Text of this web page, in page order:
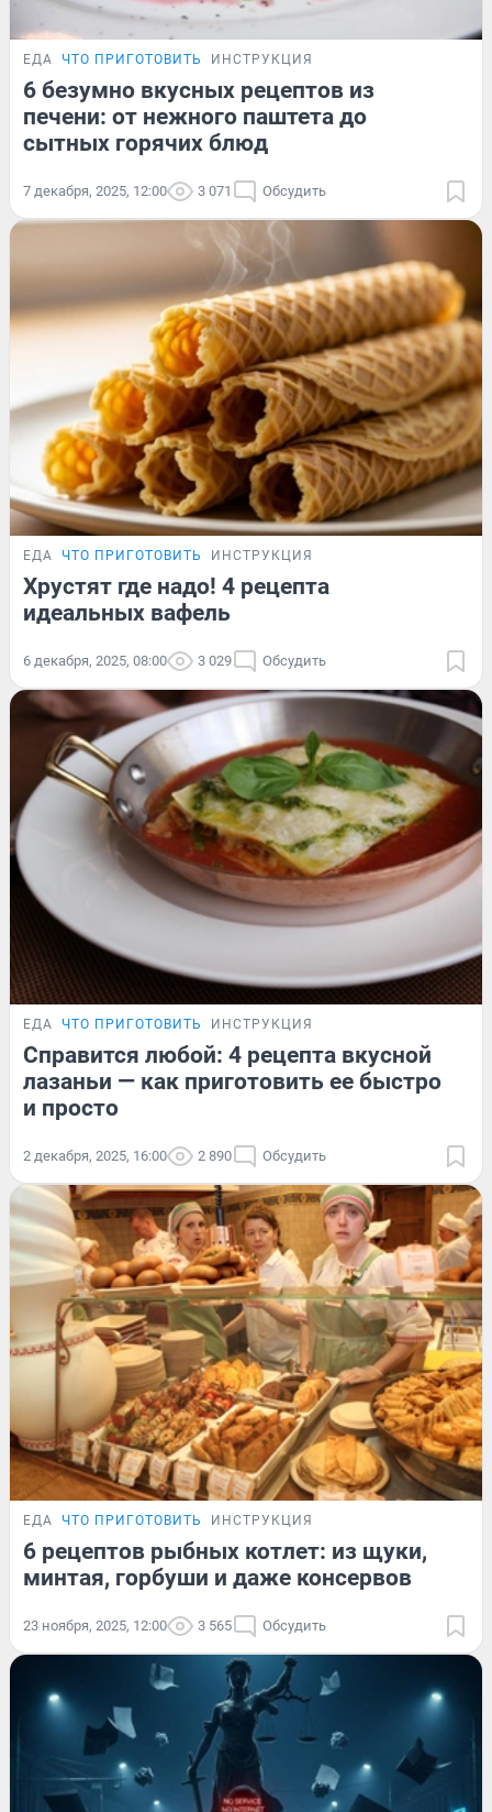
ЕДА ЧТО ПРИГОТОВИТЬ ИНСТРУКЦИЯ
6 безумно вкусных рецептов из
печени: от нежного паштета до
сытных горячих блюд
7 декабря, 2025, 12:00 3 071 Обсудить
ЕДА ЧТО ПРИГОТОВИТЬ ИНСТРУКЦИЯ
Хрустят где надо! 4 рецепта
идеальных вафель
6 декабря, 2025, 08:00 3 029 Обсудить
ЕДА ЧТО ПРИГОТОВИТЬ ИНСТРУКЦИЯ
Справится любой: 4 рецепта вкусной
лазаньи — как приготовить ее быстро
и просто
2 декабря, 2025, 16:00 2 890 Обсудить
ЕДА ЧТО ПРИГОТОВИТЬ ИНСТРУКЦИЯ
6 рецептов рыбных котлет: из щуки,
минтая, горбуши и даже консервов
23 ноября, 2025, 12:00 3 565 Обсудить